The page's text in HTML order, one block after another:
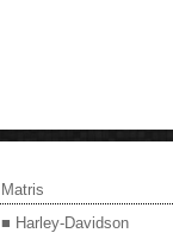
Matris
■ Harley-Davidson